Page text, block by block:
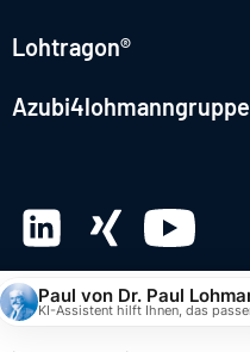
Lohtragon®
Azubi4lohmanngruppe